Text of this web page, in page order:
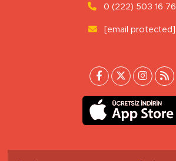
0 (222) 503 16 76
[email protected]